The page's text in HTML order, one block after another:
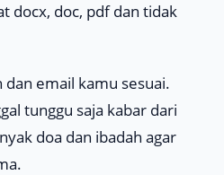
docx, doc, pdfdan tidak
email kamu sesuai.
tunggu saja kabar dari
doa dan ibadah agar